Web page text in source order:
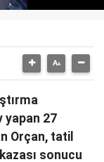
yapan 27
Orçan, tatil
sonucu